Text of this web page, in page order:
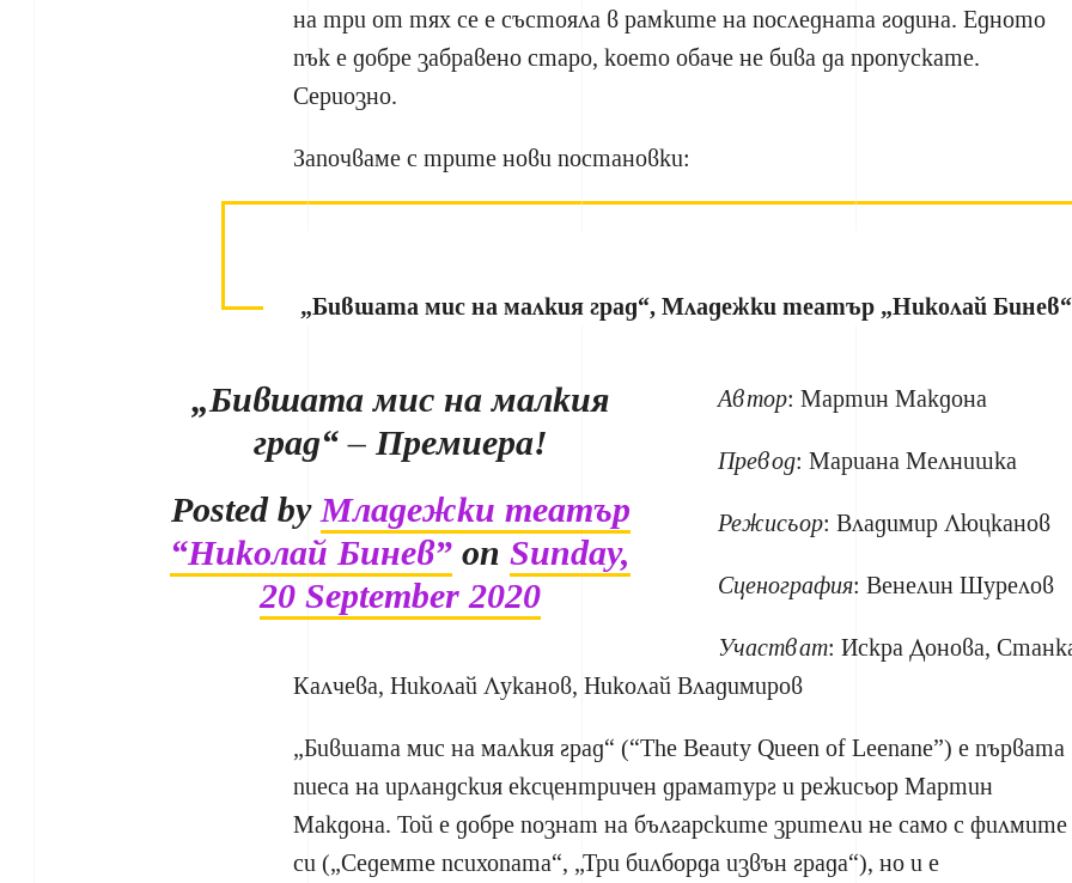
на три от тях се е състояла в рамките на последната година. Едното
пък е добре забравено старо, което обаче не бива да пропускате.
Сериозно.
Започваме с трите нови постановки:
„Бившата мис на малкия град“, Младежки театър „Николай Бинев“
„Бившата мис на малкия
град“ – Премиера!
Posted byМладежки театър
“Николай Бинев” onSunday,
20 September 2020
Автор: Мартин Макдона
Превод: Мариана Мелнишка
Режисьор: Владимир Люцканов
Сценография: Венелин Шурелов
Участват: Искра Донова,
Калчева, Николай Луканов, Николай Владимиров
„Бившата мис на малкия град“ (“The Beauty Queen of Leenane”) е първата
пиеса на ирландския ексцентричен драматург и режисьор Мартин
Макдона. Той е добре познат на българските зрители не само с филмите
си („Седемте психопата“, „Три билборда извън града“), но и е